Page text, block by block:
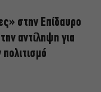
στην Επίδαυρο
αντίληψη για
πολιτισμό